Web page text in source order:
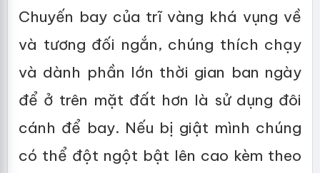
Chuyến bay của trĩ vàng khá vụng về
và tương đối ngắn, chúng thích chạy
và dành phần lớn thời gian ban ngày
để ở trên mặt đất hơn là sử dụng đôi
cánh để bay. Nếu bị giật mình chúng
có thể đột ngột bật lên cao kèm theo